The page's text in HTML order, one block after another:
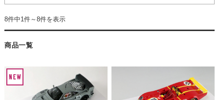
8件中1件～8件を表示
商品一覧